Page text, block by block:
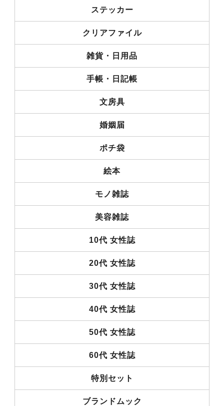
ステッカー
クリアファイル
雑貨・日用品
手帳・日記帳
文房具
婚姻届
ポチ袋
絵本
モノ雑誌
美容雑誌
10代 女性誌
20代 女性誌
30代 女性誌
40代 女性誌
50代 女性誌
60代 女性誌
特別セット
ブランドムック